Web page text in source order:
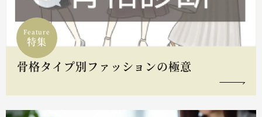
Feature
特集
骨格タイプ別ファッションの極意